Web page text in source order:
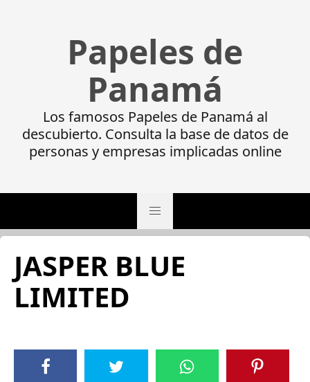
Papeles de
Panamá
Los famosos Papeles de Panamá al
descubierto. Consulta la base de datos de
personas y empresas implicadas online
JASPER BLUE
LIMITED